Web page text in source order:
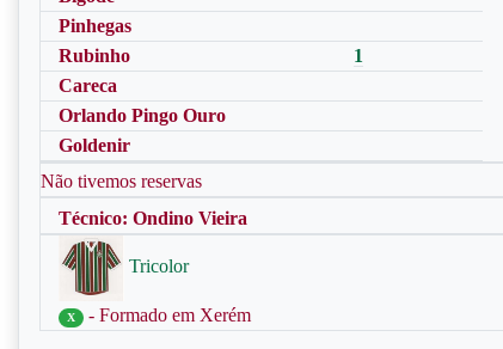
Pinhegas
Rubinho
1
Careca
Orlando Pingo Ouro
Goldenir
Não tivemos reservas
Técnico: Ondino Vieira
Tricolor
X - Formado em Xerém